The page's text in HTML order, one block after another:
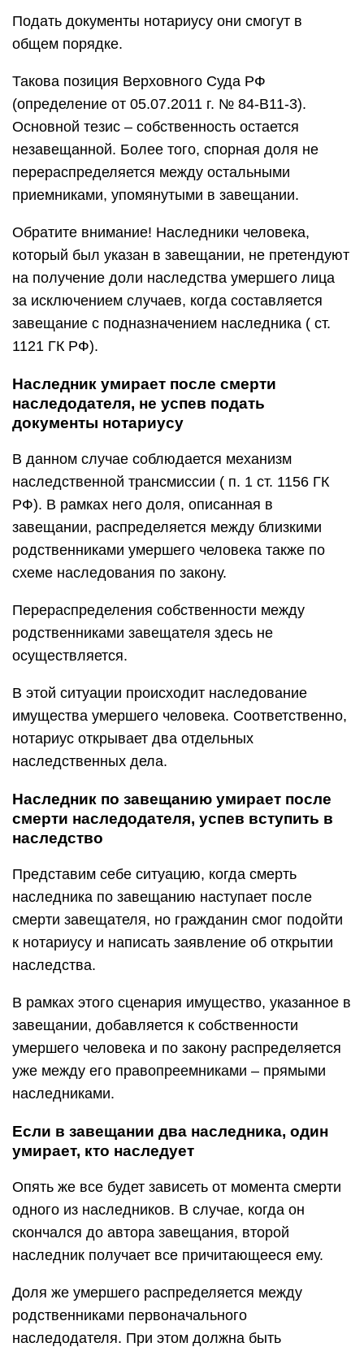
Подать документы нотариусу они смогут в
общем порядке.
Такова позиция Верховного Суда РФ
(определение от 05.07.2011 г. № 84-В11-3).
Основной тезис – собственность остается
незавещанной. Более того, спорная доля не
перераспределяется между остальными
приемниками, упомянутыми в завещании.
Обратите внимание! Наследники человека,
который был указан в завещании, не претендуют
на получение доли наследства умершего лица
за исключением случаев, когда составляется
завещание с подназначением наследника ( ст.
1121 ГК РФ).
Наследник умирает после смерти
наследодателя, не успев подать
документы нотариусу
В данном случае соблюдается механизм
наследственной трансмиссии ( п. 1 ст. 1156 ГК
РФ). В рамках него доля, описанная в
завещании, распределяется между близкими
родственниками умершего человека также по
схеме наследования по закону.
Перераспределения собственности между
родственниками завещателя здесь не
осуществляется.
В этой ситуации происходит наследование
имущества умершего человека. Соответственно,
нотариус открывает два отдельных
наследственных дела.
Наследник по завещанию умирает после
смерти наследодателя, успев вступить в
наследство
Представим себе ситуацию, когда смерть
наследника по завещанию наступает после
смерти завещателя, но гражданин смог подойти
к нотариусу и написать заявление об открытии
наследства.
В рамках этого сценария имущество, указанное в
завещании, добавляется к собственности
умершего человека и по закону распределяется
уже между его правопреемниками – прямыми
наследниками.
Если в завещании два наследника, один
умирает, кто наследует
Опять же все будет зависеть от момента смерти
одного из наследников. В случае, когда он
скончался до автора завещания, второй
наследник получает все причитающееся ему.
Доля же умершего распределяется между
родственниками первоначального
наследодателя. При этом должна быть